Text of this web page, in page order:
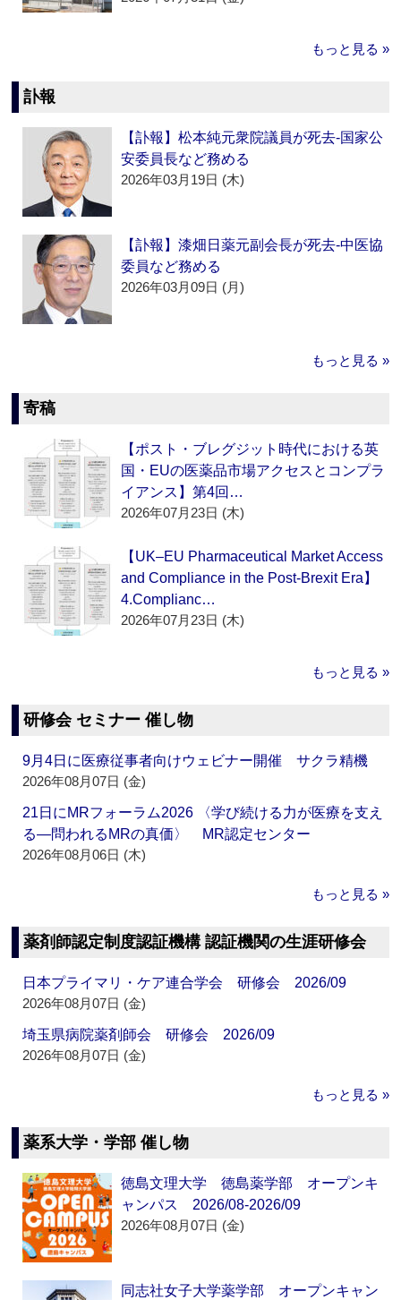
もっと見る »
訃報
【訃報】松本純元衆院議員が死去‐国家公
安委員長など務める
2026年03月19日 (木)
【訃報】漆畑日薬元副会長が死去‐中医協
委員など務める
2026年03月09日 (月)
もっと見る »
寄稿
【ポスト・ブレグジット時代における英
国・EUの医薬品市場アクセスとコンプラ
イアンス】第4回…
2026年07月23日 (木)
【UK–EU Pharmaceutical Market Access
and Compliance in the Post-Brexit Era】
4.Complianc…
2026年07月23日 (木)
もっと見る »
研修会 セミナー 催し物
9月4日に医療従事者向けウェビナー開催 サクラ精機
2026年08月07日 (金)
21日にMRフォーラム2026 〈学び続ける力が医療を支え
る―問われるMRの真価〉 MR認定センター
2026年08月06日 (木)
もっと見る »
薬剤師認定制度認証機構 認証機関の生涯研修会
日本プライマリ・ケア連合学会 研修会 2026/09
2026年08月07日 (金)
埼玉県病院薬剤師会 研修会 2026/09
2026年08月07日 (金)
もっと見る »
薬系大学・学部 催し物
徳島文理大学 徳島薬学部 オープンキ
ャンパス 2026/08-2026/09
2026年08月07日 (金)
同志社女子大学薬学部 オープンキャン